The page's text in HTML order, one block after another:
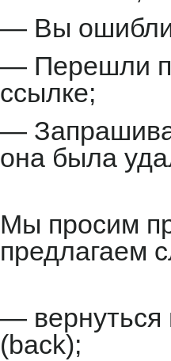
— Вы
— Перешли
ссылке;
—
она была
Мы просим
предлагаем
— вернуться
(back);